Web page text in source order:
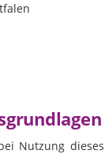
Nutzung dieses